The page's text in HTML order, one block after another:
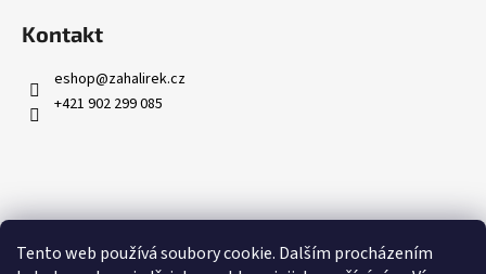
Tento web používá soubory cookie. Dalším procházením
Kontakt
eshop@zahalirek.cz
+421 902 299 085
Přijímáme online platby